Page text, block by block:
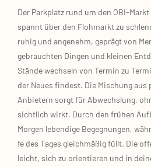
Der Park­platz rund um den
spannt über den Floh­markt zu
ruhig und ange­nehm, geprägt von
gebrauch­ten Din­gen und klei­nen
Stän­de wech­seln von Ter­min zu
der Neu­es fin­dest. Die Mischung
Anbie­tern sorgt für Abwechs­lung,
sicht­lich wirkt. Durch den frü­hen
Mor­gen leben­di­ge Begeg­nun­gen,
fe des Tages gleich­mä­ßig füllt. Die
leicht, sich zu ori­en­tie­ren und in